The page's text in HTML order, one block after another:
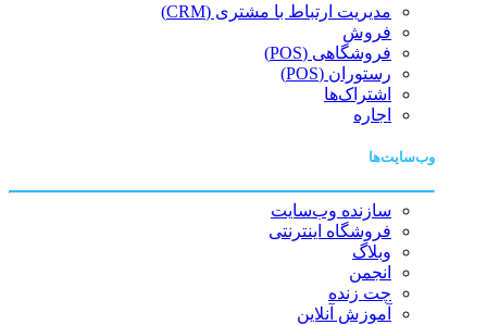
مدیریت ارتباط با مشتری (CRM)
فروش
فروشگاهی (POS)
رستوران (POS)
اشتراک‌ها
اجاره
وب‌سایت‌ها
سازنده وب‌سایت
فروشگاه اینترنتی
وبلاگ
انجمن
چت زنده
آموزش آنلاین